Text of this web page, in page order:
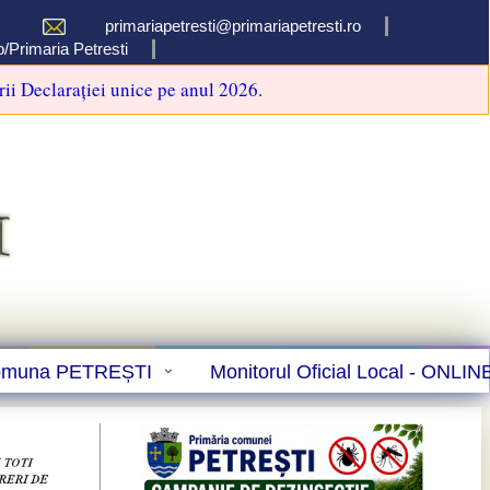
primariapetresti@primariapetresti.ro
Primaria Petresti
Declarației unice pe anul 2026.
PETREȘTI Monitorul Oficial Local -